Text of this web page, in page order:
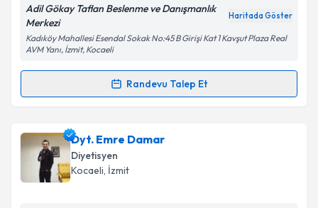
Kişisel verilerimin işlenmesine ilişkin
Metni'ni okudum ve kişisel verilerimin belirtilen
kapsamda işlenmesini kabul ediyorum.
Adil Gökay Taflan Beslenme ve Danışmanlık
Merkezi
Haritada Göster
Kadıköy Mahallesi Esendal Sokak No:45 B Girişi Kat 1 Kavşut Plaza Real
AVM Yanı, İzmit, Kocaeli
Randevu Talep Et
Randevu Takvimi Talebi
Dyt. Adil Gökay Taflaniçin randevu takvimi talebi
oluşturun. Size bu uzmandan randevu almanız için bir
takvim hazırlandığında e-posta ile bilgilendireceğiz.
Dyt. Emre Damar
Diyetisyen
Kocaeli, İzmit